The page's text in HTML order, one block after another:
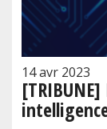
14 avr 2023